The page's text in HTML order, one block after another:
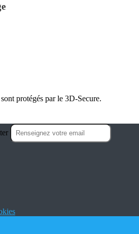
protégés par le 3D-Secure.